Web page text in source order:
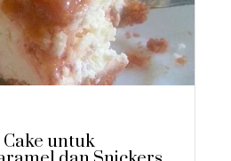
Cake untuk